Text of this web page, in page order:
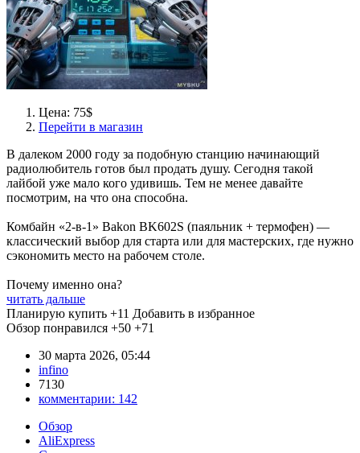
Цена: 75$
Перейти в магазин
В далеком 2000 году за подобную станцию начинающий
радиолюбитель готов был продать душу. Сегодня такой
лайбой уже мало кого удивишь. Тем не менее давайте
посмотрим, на что она способна.
Комбайн «2-в-1» Bakon BK602S (паяльник + термофен) —
классический выбор для старта или для мастерских, где нужно
сэкономить место на рабочем столе.
Почему именно она?
читать дальше
Планирую купить +11 Добавить в избранное
Обзор понравился +50 +71
30 марта 2026, 05:44
infino
7130
комментарии: 142
Обзор
AliExpress